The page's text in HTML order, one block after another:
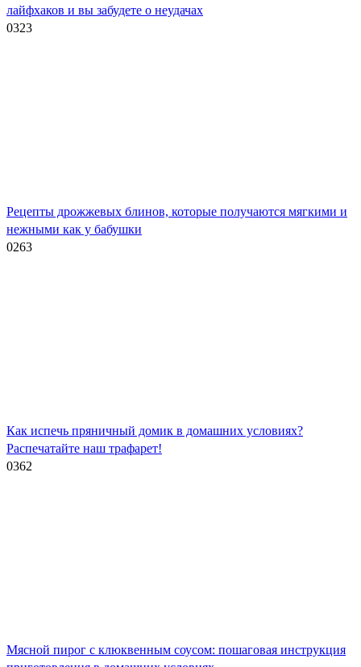
лайфхаков и вы забудете о неудачах
0323
Рецепты дрожжевых блинов, которые получаются мягкими и
нежными как у бабушки
0263
Как испечь пряничный домик в домашних условиях?
Распечатайте наш трафарет!
0362
Мясной пирог с клюквенным соусом: пошаговая инструкция